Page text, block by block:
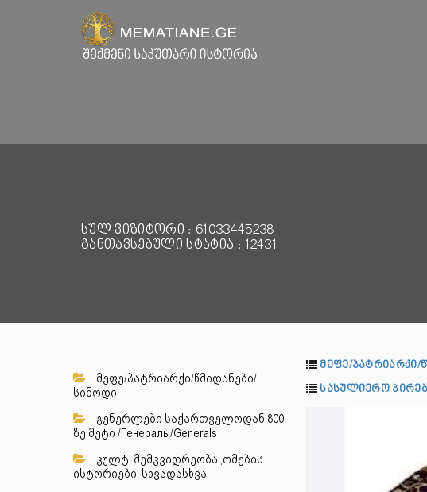
სულ ვიზიტორი : 61033445238
განთავსებული სტატია : 12431
მეფე/პატრიარქი/წმიდანები/
სინოდი
გენერლები საქართველოდან 800-
ზე მეტი /Генералы/Generals
კულტ. მემკვიდრეობა ,ომების
ისტორიები, სხვადასხვა
მეფე/პატრიარქი/
სასულიერო